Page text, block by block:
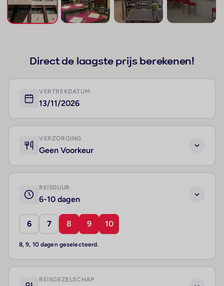
Direct de laagste prijs berekenen!
VERTREKDATUM
13/11/2026
VERZORGING
Geen Voorkeur
REISDUUR
6-10 dagen
6 7 8 9 10
8, 9, 10 dagen geselecteerd.
REISGEZELSCHAP